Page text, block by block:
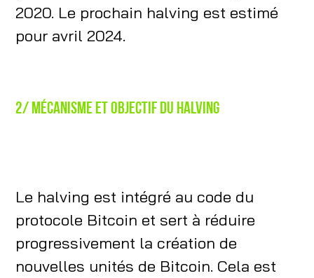
2020. Le prochain halving est estimé
pour avril 2024.
2/ Mécanisme et objectif du halving
Le halving est intégré au code du
protocole Bitcoin et sert à réduire
progressivement la création de
nouvelles unités de Bitcoin. Cela est